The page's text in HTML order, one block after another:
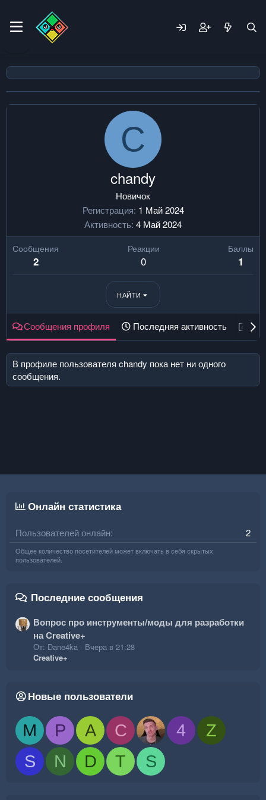
C
chandy
Новичок
Регистрация 1 Май 2024
Активность 4 Май 2024
Сообщения
2
Реакции
0
Баллы
1
НАЙТИ
Сообщения профиля Последняя активность
В профиле пользователя chandy пока нет ни одного
сообщения.
Онлайн статистика
Пользователей онлайн 2
Общее количество посетителей может включать в себя скрытых
пользователей.
Последние сообщения
Вопрос про инструменты/моды для разработки
на Creative+
От: Dane4ka
Вчера в 21:28
Creative+
Новые пользователи
M P A C 4
Z
S
N D T S